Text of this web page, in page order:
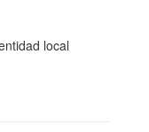
local